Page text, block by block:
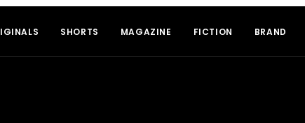
SHORTS MAGAZINE FICTION BRAND